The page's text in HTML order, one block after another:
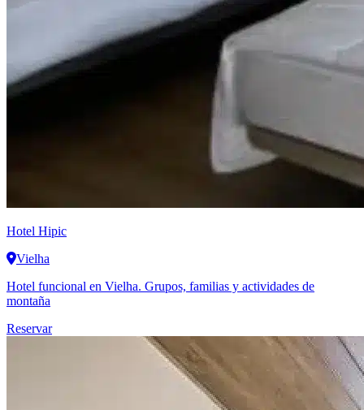
Hotel Hipic
Vielha
Hotel funcional en Vielha. Grupos, familias y actividades de
montaña
Reservar